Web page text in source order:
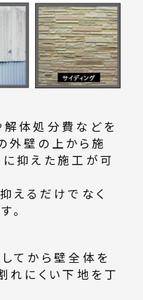
体処分費などを
外壁の上から施
抑えた施工が可
えるだけでなく
。
てから壁全体を
れにくい下地を丁